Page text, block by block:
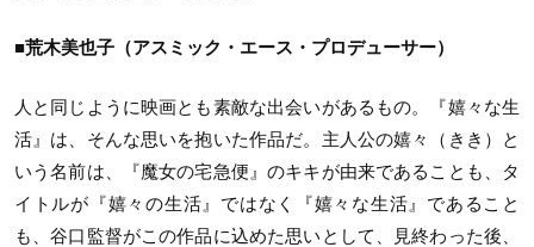
■荒木美也子（アスミック・エース・プロデューサー）
人と同じように映画とも素敵な出会いがあるもの。『嬉々な生
活』は、そんな思いを抱いた作品だ。主人公の嬉々（きき）と
いう名前は、『魔女の宅急便』のキキが由来であることも、タ
イトルが『嬉々の生活』ではなく『嬉々な生活』であること
も、谷口監督がこの作品に込めた思いとして、見終わった後、